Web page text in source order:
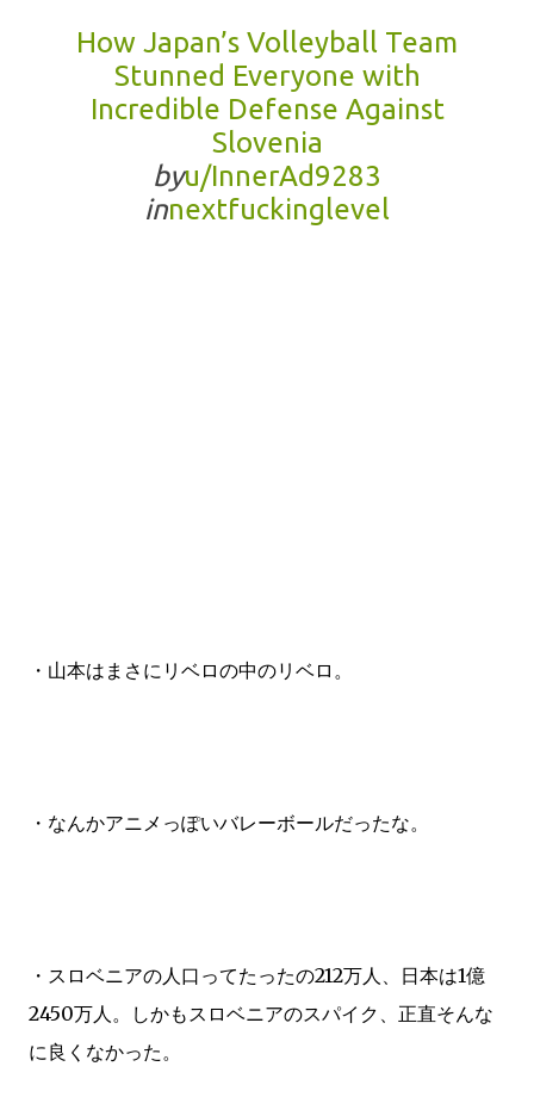
How Japan’s Volleyball Team
Stunned Everyone with
Incredible Defense Against
Slovenia
byu/InnerAd9283
innextfuckinglevel
・山本はまさにリベロの中のリベロ。
・なんかアニメっぽいバレーボールだったな。
・スロベニアの人口ってたったの212万人、日本は1億
2450万人。しかもスロベニアのスパイク、正直そんな
に良くなかった。